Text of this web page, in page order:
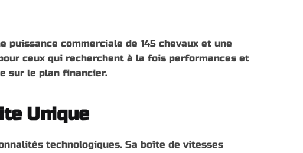
puissance commerciale de 145 chevaux et une
ceux qui recherchent à la fois performances et
sur le plan financier.
Unique
technologiques. Sa boîte de vitesses